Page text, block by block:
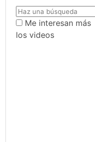
Me interesan más
los videos